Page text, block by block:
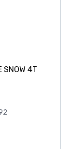
SNOW 4T